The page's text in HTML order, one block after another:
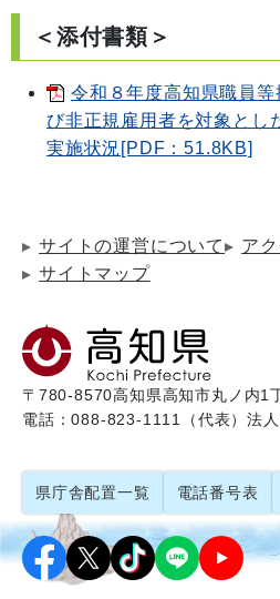
＜添付書類＞
令和８年度高知県職員
び非正規雇用者を対象とし
実施状況[PDF：51.8KB]
サイトの運営について
ア
サイトマップ
〒780-8570高知県高知市丸ノ内1
電話：088-823-1111（代表）法
県庁舎配置一覧 電話番号表